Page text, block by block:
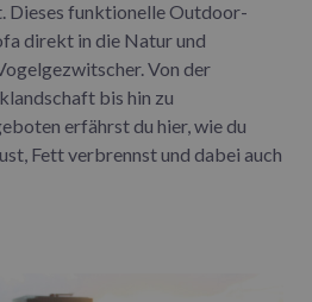
Dieses funktionelle Outdoor-
direkt in die Natur und
Von der
bis hin zu
erfährst du hier, wie du
Fett verbrennst und dabei auch